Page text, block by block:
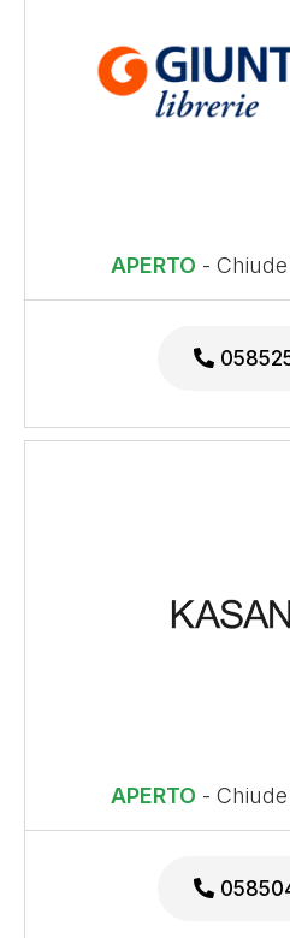
APERTO -
APERTO -